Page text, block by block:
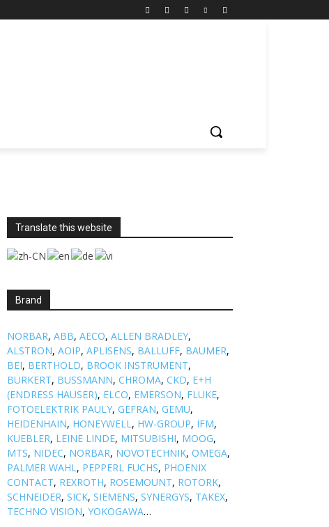
Translate this website
Brand
NORBAR, ABB, AECO, ALLEN BRADLEY,
ALSTRON, AOIP, APLISENS, BALLUFF, BAUMER,
BEI, BERTHOLD, BROOK INSTRUMENT,
BURKERT, BUSSMANN, CHROMA, CKD, E+H
(ENDRESS HAUSER), ELCO, EMERSON, FLUKE,
FOTOELEKTRIK PAULY, GEFRAN, GEMU,
HEIDENHAIN, HONEYWELL , HW-GROUP, IFM,
KUEBLER, LEINE LINDE, MITSUBISHI, MOOG,
MTS, NIDEC, NORBAR, NOVOTECHNIK, OMEGA,
PALMER WAHL , PEPPERL FUCHS, PHOENIX
CONTACT, REXROTH, ROSEMOUNT, ROTORK,
SCHNEIDER, SICK, SIEMENS, SYNERGYS, TAKEX,
TECHNO VISION, YOKOGAWA…